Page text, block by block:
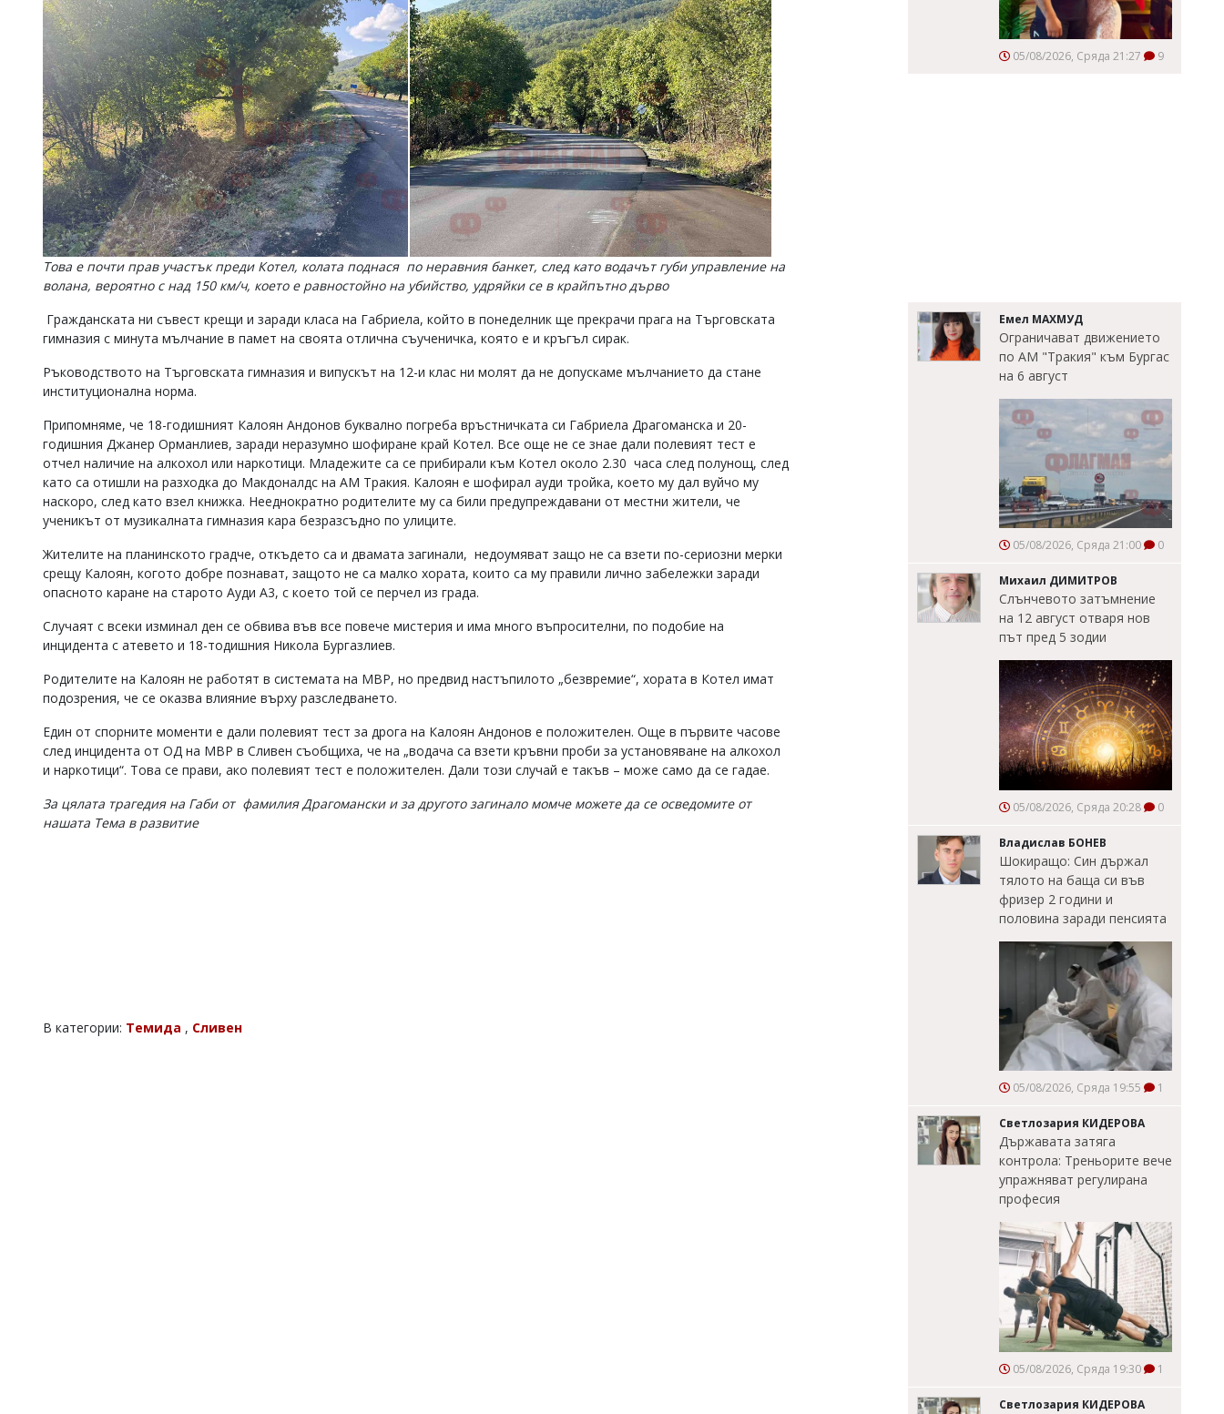
Това е почти прав участък преди Котел, колата поднася по неравния банкет, след като водачът губи управление на
волана, вероятно с над 150 км/ч, което е равностойно на убийство, удряйки се в крайпътно дърво
Гражданската ни съвест крещи и заради класа на Габриела, който в понеделник ще прекрачи прага на Търговската
гимназия с минута мълчание в памет на своята отлична съученичка, която е и кръгъл сирак.
Ръководството на Търговската гимназия и випускът на 12-и клас ни молят да не допускаме мълчанието да стане
институционална норма.
Припомняме, че 18-годишният Калоян Андонов буквално погреба връстничката си Габриела Драгоманска и 20-
годишния Джанер Орманлиев, заради неразумно шофиране край Котел. Все още не се знае дали полевият тест е
отчел наличие на алкохол или наркотици. Младежите са се прибирали към Котел около 2.30 часа след полунощ, след
като са отишли на разходка до Макдоналдс на АМ Тракия. Калоян е шофирал ауди тройка, което му дал вуйчо му
наскоро, след като взел книжка. Нееднократно родителите му са били предупреждавани от местни жители, че
ученикът от музикалната гимназия кара безразсъдно по улиците.
Жителите на планинското градче, откъдето са и двамата загинали, недоумяват защо не са взети по-сериозни мерки
срещу Калоян, когото добре познават, защото не са малко хората, които са му правили лично забележки заради
опасното каране на старото Ауди А3, с което той се перчел из града.
Случаят с всеки изминал ден се обвива във все повече мистерия и има много въпросителни, по подобие на
инцидента с атевето и 18-тодишния Никола Бургазлиев.
Родителите на Калоян не работят в системата на МВР, но предвид настъпилото „безвремие“, хората в Котел имат
подозрения, че се оказва влияние върху разследването.
Един от спорните моменти е дали полевият тест за дрога на Калоян Андонов е положителен. Още в първите часове
след инцидента от ОД на МВР в Сливен съобщиха, че на „водача са взети кръвни проби за установяване на алкохол
и наркотици“. Това се прави, ако полевият тест е положителен. Дали този случай е такъв – може само да се гадае.
За цялата трагедия на Габи от фамилия Драгомански и за другото загинало момче можете да се осведомите от
нашата Тема в развитие
В категории: Темида , Сливен
05/08/2026, Сряда 21:27 9
Емел МАХМУД
Ограничават движението
по АМ "Тракия" към Бургас
на 6 август
05/08/2026, Сряда 21:00 0
Михаил ДИМИТРОВ
Слънчевото затъмнение
на 12 август отваря нов
път пред 5 зодии
05/08/2026, Сряда 20:28 0
Владислав БОНЕВ
Шокиращо: Син държал
тялото на баща си във
фризер 2 години и
половина заради пенсията
05/08/2026, Сряда 19:55 1
Светлозария КИДЕРОВА
Държавата затяга
контрола: Треньорите вече
упражняват регулирана
професия
05/08/2026, Сряда 19:30 1
Светлозария КИДЕРОВА